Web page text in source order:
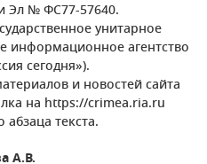
Эл № ФС77-57640.
унитарное
информационное агентство
сегодня»).
и новостей сайта
на https://crimea.ria.ru
текста.
А.В.